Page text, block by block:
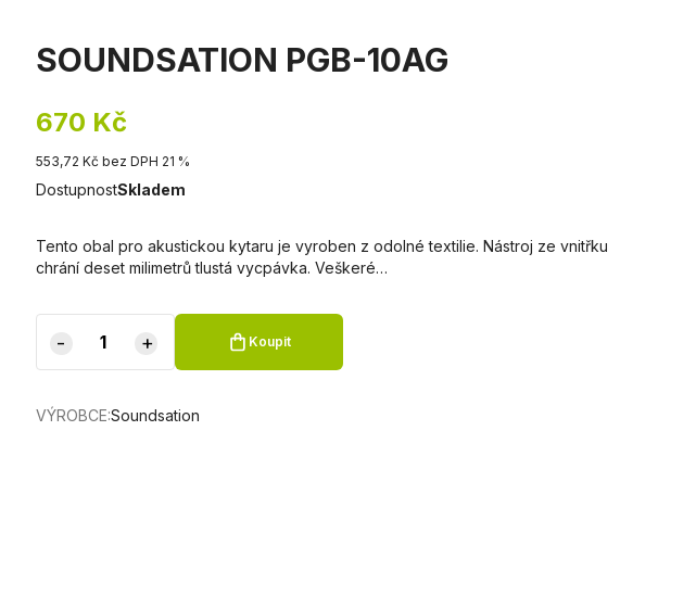
SOUNDSATION PGB-10AG
670 Kč
553,72 Kč bez DPH 21 %
DostupnostSkladem
Tento obal pro akustickou kytaru je vyroben z odolné textilie. Nástroj ze vnitřku
chrání deset milimetrů tlustá vycpávka. Veškeré…
- + Koupit
VÝROBCE:Soundsation